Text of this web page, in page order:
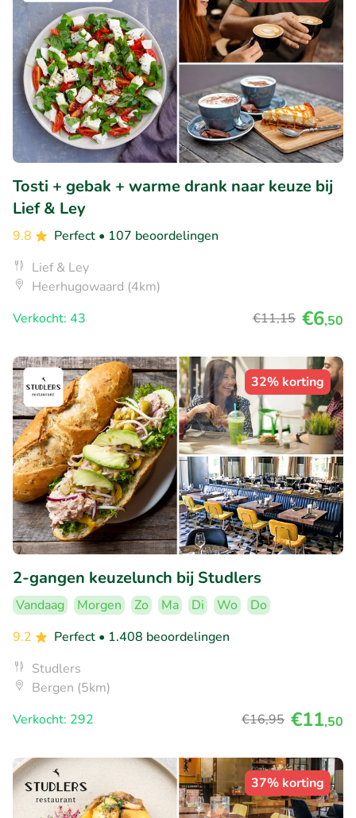
Tosti + gebak + warme drank naar keuze bij
Lief & Ley
9.8 Perfect • 107 beoordelingen
Lief & Ley
Heerhugowaard (4km)
Verkocht: 43
€11,15 €6,50
32% korting
2-gangen keuzelunch bij Studlers
Vandaag Morgen Zo Ma Di Wo
Do
9.2
Perfect • 1.408 beoordelingen
Studlers
Bergen (5km)
Verkocht: 292
€16,95 €11,50
37% korting